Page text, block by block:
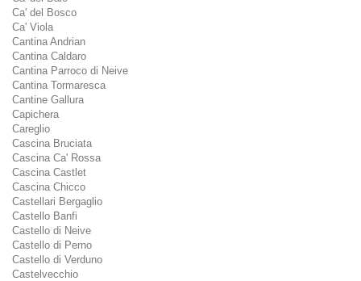
Ca' del Bosco
Ca' Viola
Cantina Andrian
Cantina Caldaro
Cantina Parroco di Neive
Cantina Tormaresca
Cantine Gallura
Capichera
Careglio
Cascina Bruciata
Cascina Ca' Rossa
Cascina Castlet
Cascina Chicco
Castellari Bergaglio
Castello Banfi
Castello di Neive
Castello di Perno
Castello di Verduno
Castelvecchio